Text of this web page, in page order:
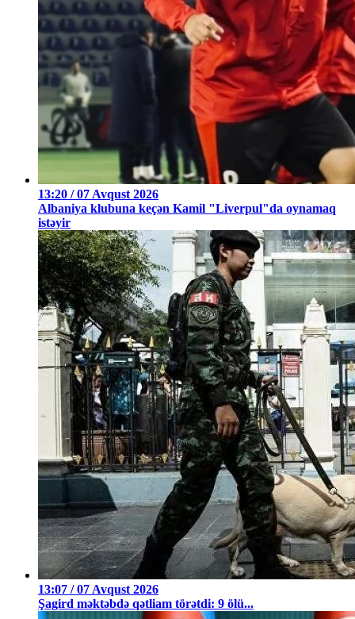
13:20 / 07 Avqust 2026
Albaniya klubuna keçən Kamil "Liverpul"da oynamaq
istəyir
13:07 / 07 Avqust 2026
Şagird məktəbdə qətliam törətdi: 9 ölü...